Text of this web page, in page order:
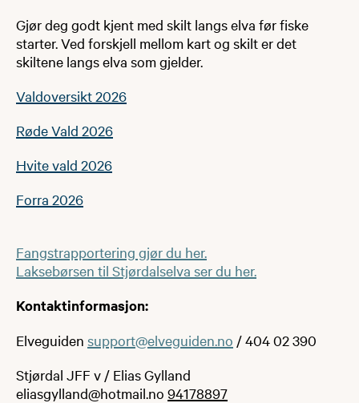
Gjør deg godt kjent med skilt langs elva før fiske
starter. Ved forskjell mellom kart og skilt er det
skiltene langs elva som gjelder.
Valdoversikt 2026
Røde Vald 2026
Hvite vald 2026
Forra 2026
Fangstrapportering gjør du her.
Laksebørsen til Stjørdalselva ser du her.
Kontaktinformasjon:
Elveguiden support@elveguiden.no / 404 02 390
Stjørdal JFF v / Elias Gylland
eliasgylland@hotmail.no 94178897